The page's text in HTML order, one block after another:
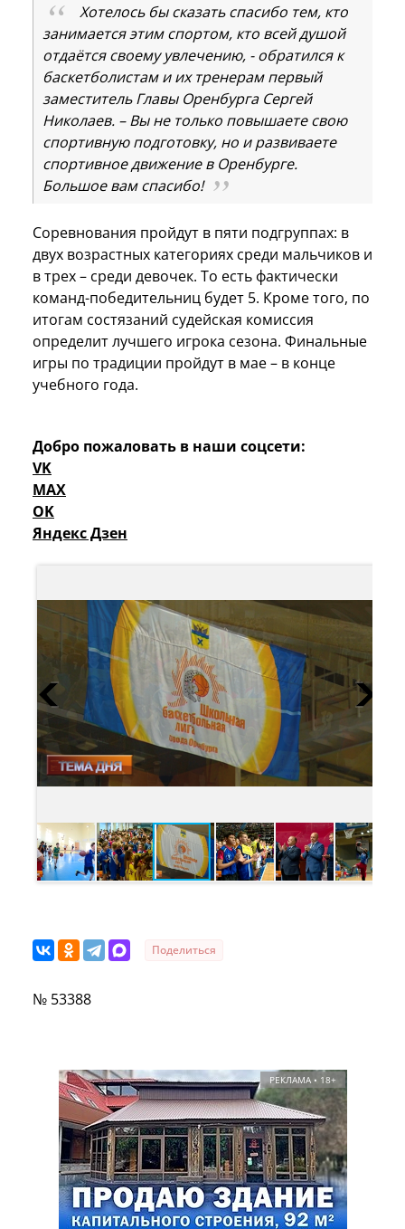
Хотелось бы сказать спасибо тем, кто
занимается этим спортом, кто всей душой
отдаётся своему увлечению, - обратился к
баскетболистам и их тренерам первый
заместитель Главы Оренбурга Сергей
Николаев. – Вы не только повышаете свою
спортивную подготовку, но и развиваете
спортивное движение в Оренбурге.
Большое вам спасибо!
Соревнования пройдут в пяти подгруппах: в
двух возрастных категориях среди мальчиков и
в трех – среди девочек. То есть фактически
команд-победительниц будет 5. Кроме того, по
итогам состязаний судейская комиссия
определит лучшего игрока сезона. Финальные
игры по традиции пройдут в мае – в конце
учебного года.
Добро пожаловать в наши соцсети:
VK
MAX
OK
Яндекс Дзен
Поделиться
№ 53388
РЕКЛАМА • 18+